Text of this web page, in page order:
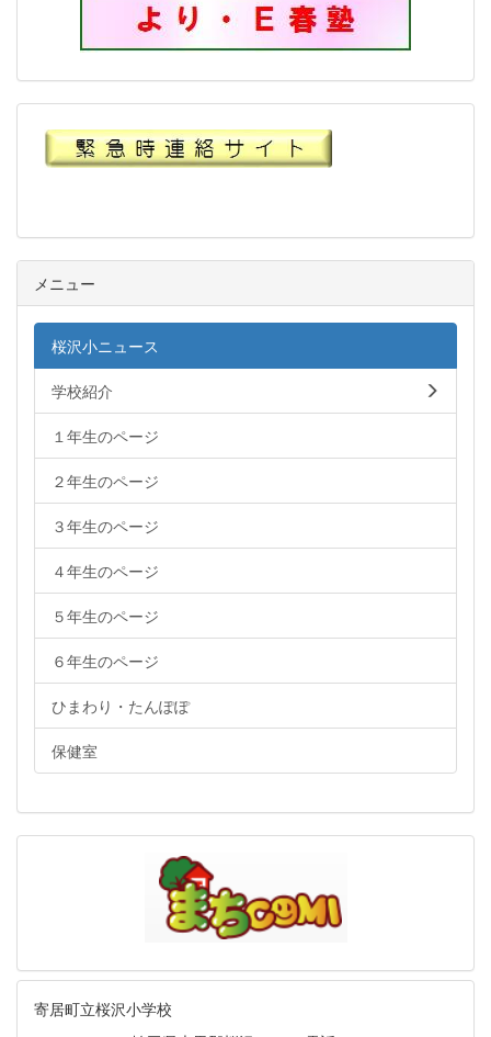
メニュー
桜沢小ニュース
学校紹介
１年生のページ
２年生のページ
３年生のページ
４年生のページ
５年生のページ
６年生のページ
ひまわり・たんぽぽ
保健室
寄居町立桜沢小学校